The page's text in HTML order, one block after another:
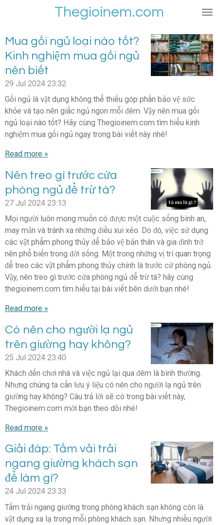
content
Thegioinem.com
Mua gối ngủ loại nào tốt?
Kinh nghiệm mua gối ngủ
nên biết
29 Jul 2024 23:32
Gối ngủ là vật dụng không thể thiếu góp phần bảo vệ sức
khỏe và tạo nên giấc ngủ ngon mỗi đêm. Vậy nên mua gối
ngủ loại nào tốt? Hãy cùng Thegioinem.com tìm hiểu kinh
nghiệm mua gối ngủ ngay trong bài viết này nhé!
Read more »
Nên treo gì trước cửa
phòng ngủ để trừ tà?
27 Jul 2024 23:13
Mọi người luôn mong muốn có được một cuộc sống bình an,
may mắn và tránh xa những điều xui xẻo. Do đó, việc sử dụng
các vật phẩm phong thủy để bảo vệ bản thân và gia đình trở
nên phổ biến trong đời sống. Một trong những vị trí quan trọng
để treo các vật phẩm phong thủy chính là trước cử phòng ngủ.
Vậy, nên treo gì trước cửa phòng ngủ để trừ tà? hãy cùng
thegioinem.com tìm hiểu tại bài viết bên dưới bạn nhé!
Read more »
Có nên cho người lạ ngủ
trên giường hay không?
25 Jul 2024 23:40
Khách đến chơi nhà và việc ngủ lại qua đêm là bình thường.
Nhưng chúng ta cần lưu ý liệu có nên cho người lạ ngủ trên
giường hay không? Câu trả lời sẽ có trong bài viết này,
Thegioinem.com mời bạn theo dõi nhé!
Read more »
Giải đáp: Tấm vải trải
ngang giường khách sạn
để làm gì?
24 Jul 2024 23:33
Tấm trải ngang giường trong phòng khách sạn không còn là
vật dụng xa lạ trong mỗi phòng khách sạn. Nhưng nhiều người